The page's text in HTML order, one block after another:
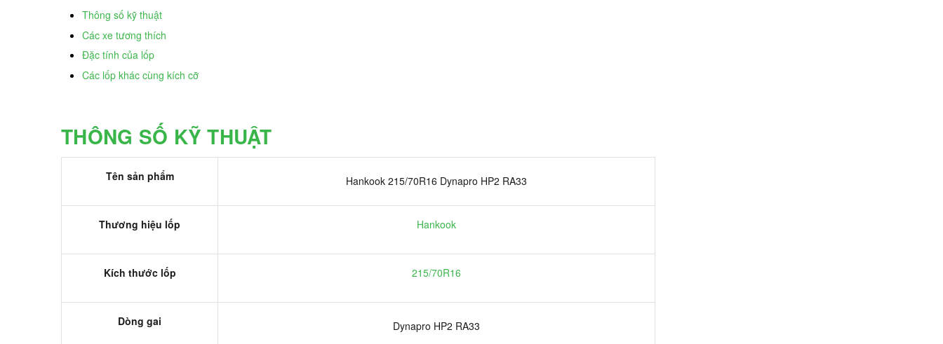
Thông số kỹ thuật
Các xe tương thích
Đặc tính của lốp
Các lốp khác cùng kích cỡ
THÔNG SỐ KỸ THUẬT
Tên sản phẩm Hankook 215/70R16 Dynapro HP2 RA33
Thương hiệu lốp Hankook
Kích thước lốp 215/70R16
Dòng gai Dynapro HP2 RA33